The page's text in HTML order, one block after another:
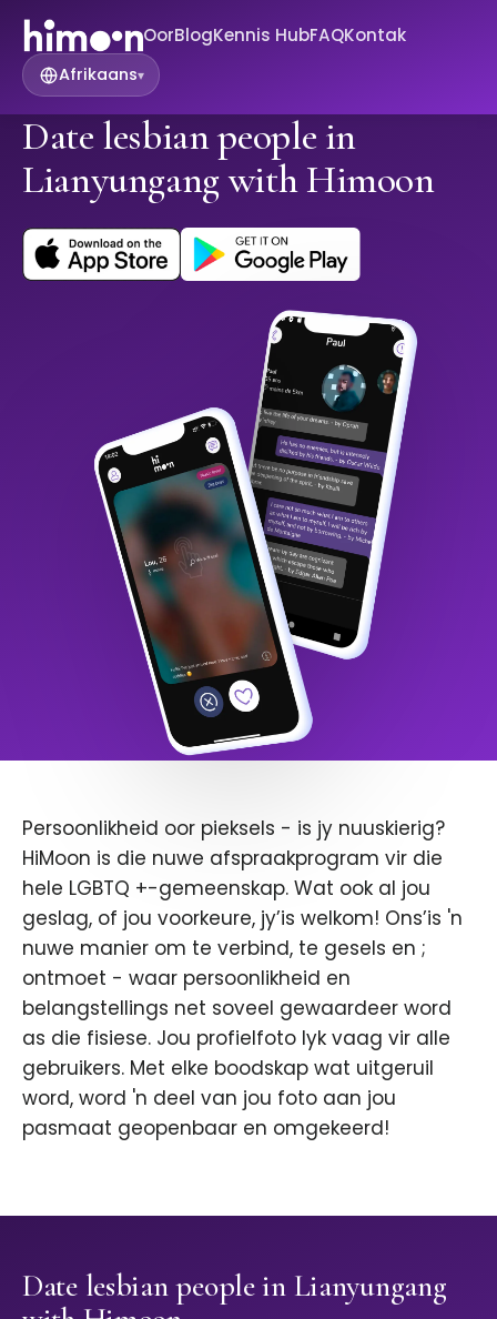
OorBlogKennis HubFAQKontak
Afrikaans▾
Date lesbian people in
Lianyungang with Himoon
Persoonlikheid oor pieksels - is jy nuuskierig?
HiMoon is die nuwe afspraakprogram vir die
hele LGBTQ +-gemeenskap. Wat ook al jou
geslag, of jou voorkeure, jy’is welkom! Ons’is 'n
nuwe manier om te verbind, te gesels en ;
ontmoet - waar persoonlikheid en
belangstellings net soveel gewaardeer word
as die fisiese. Jou profielfoto lyk vaag vir alle
gebruikers. Met elke boodskap wat uitgeruil
word, word 'n deel van jou foto aan jou
pasmaat geopenbaar en omgekeerd!
Date lesbian people in Lianyungang